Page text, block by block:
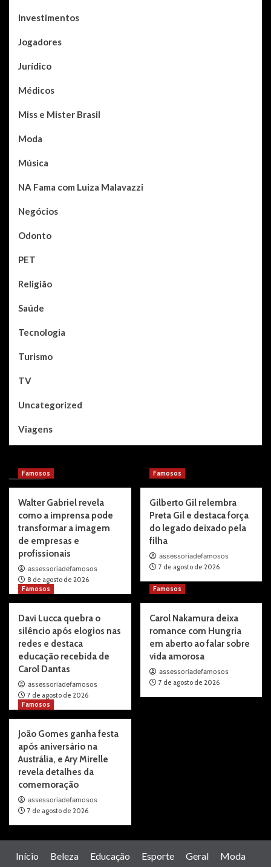
Investimentos
Jogadores
Jurídico
Médicos
Miss e Mister Brasil
Moda
Música
NA Fama com Luiza Malavazzi
Negócios
Odonto
PET
Religião
Saúde
Tecnologia
Turismo
TV
Uncategorized
Viagens
You may have missed
Famosos
Walter Gabriel revela
como a imprensa pode
transformar a imagem
de empresas e
profissionais
assessoriadefamosos
8 de agosto de 2026
Famosos
Gilberto Gil relembra
Preta Gil e destaca força
do legado deixado pela
filha
assessoriadefamosos
7 de agosto de 2026
Famosos
Davi Lucca quebra o
silêncio após elogios nas
redes e destaca
educação recebida de
Carol Dantas
assessoriadefamosos
7 de agosto de 2026
Famosos
Carol Nakamura deixa
romance com Hungria
em aberto ao falar sobre
vida amorosa
assessoriadefamosos
7 de agosto de 2026
Famosos
João Gomes ganha festa
após aniversário na
Austrália, e Ary Mirelle
revela detalhes da
comemoração
assessoriadefamosos
7 de agosto de 2026
Início Beleza Educação Esporte Geral
Moda